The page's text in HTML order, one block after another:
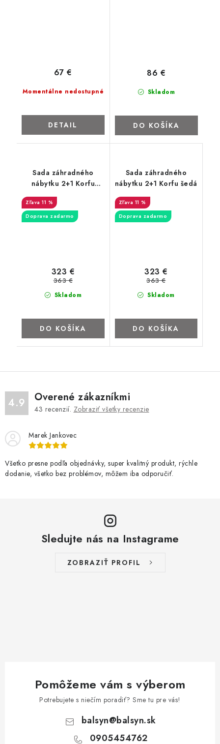
Momentálne nedostupné
67 €
DETAIL
Skladom
86 €
DO KOŠÍKA
Sada záhradného
nábytku 2+1 Korfu
11 %
Doprava zadarmo
Skladom
323 €
363 €
DO KOŠÍKA
Sada záhradného
nábytku 2+1 Korfu šedá
11 %
Doprava zadarmo
Skladom
323 €
363 €
DO KOŠÍKA
4.9 Overené zákazníkmi
43 recenzií. Zobraziť všetky recenzie
Marek Jankovec
Všetko presne podľa objednávky, super kvalitný produkt, rýchle
dodanie, všetko bez problémov, môžem iba odporučiť.
Sledujte nás na Instagrame
ZOBRAZIŤ PROFIL
Pomôžeme vám s výberom
Potrebujete s niečím poradiť? Sme tu pre vás!
balsyn@balsyn.sk
0905454762